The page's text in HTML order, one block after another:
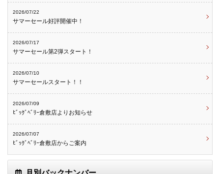
2026/07/22
サマーセール好評開催中！
2026/07/17
サマーセール第2弾スタート！
2026/07/10
サマーセールスタート！！
2026/07/09
ﾋﾞｯｸﾞﾍﾞﾘｰ倉敷店よりお知らせ
2026/07/07
ﾋﾞｯｸﾞﾍﾞﾘｰ倉敷店からご案内